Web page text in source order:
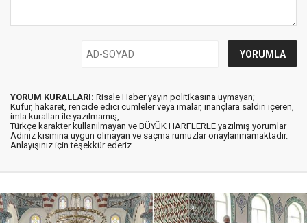
YORUM KURALLARI: Risale Haber yayın politikasına uymayan;
Küfür, hakaret, rencide edici cümleler veya imalar, inançlara saldırı içeren,
imla kuralları ile yazılmamış,
Türkçe karakter kullanılmayan ve BÜYÜK HARFLERLE yazılmış yorumlar
Adınız kısmına uygun olmayan ve saçma rumuzlar onaylanmamaktadır.
Anlayışınız için teşekkür ederiz.